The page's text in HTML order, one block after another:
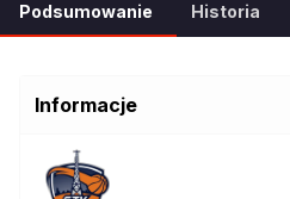
Podsumowanie Historia
Informacje